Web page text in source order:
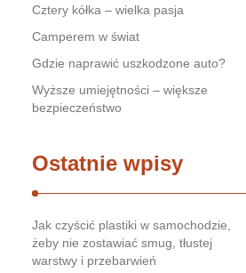
Cztery kółka – wielka pasja
Camperem w świat
Gdzie naprawić uszkodzone auto?
Wyższe umiejętności – większe
bezpieczeństwo
Ostatnie wpisy
Jak czyścić plastiki w samochodzie,
żeby nie zostawiać smug, tłustej
warstwy i przebarwień